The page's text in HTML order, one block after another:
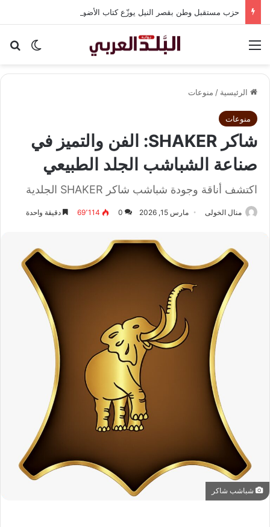
الوضع
الرئيسية / منوعات
منوعات
شاكر SHAKER: الفن والتميز في
صناعة الشباشب الجلد الطبيعي
اكتشف أناقة وجودة شباشب شاكر SHAKER الجلدية
منال الخولى مارس 15, 2026 0 69٬114 دقيقة واحدة
شباشب شاكر